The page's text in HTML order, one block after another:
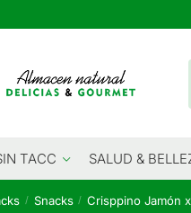
TACC SALUD &
/ Snacks / Crisppino Jamón